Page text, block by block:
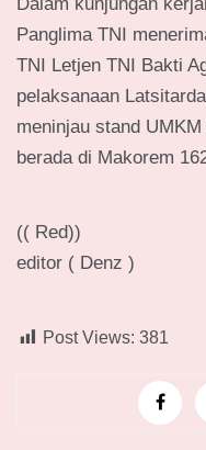
Dalam kunjungan
Panglima TNI
TNI Letjen TNI Bakti
pelaksanaan
meninjau stand
berada di Makorem
(( Red))
editor ( Denz )
Post Views: 381